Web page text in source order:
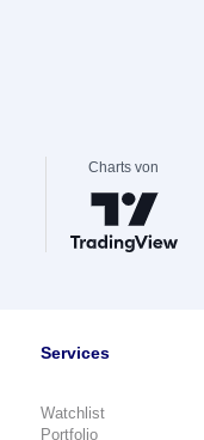
Charts von
Services
Watchlist
Portfolio